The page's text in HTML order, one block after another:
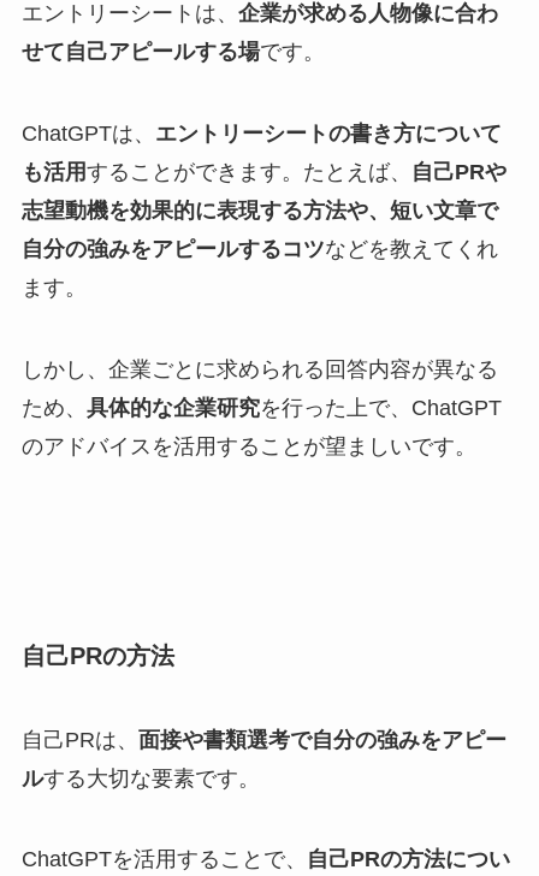
エントリーシートは、 企業が求める人物像に合わ
せて自己アピールする場です。
ChatGPTは、 エントリーシートの書き方について
も活用することができます。たとえば、
自己PRや
志望動機を効果的に表現する方法や、短い文章で
自分の強みをアピールするコツなどを教えてくれ
ます。
しかし、企業ごとに求められる回答内容が異なる
ため、 具体的な企業研究を行った上で、ChatGPT
のアドバイスを活用することが望ましいです。
自己PRの方法
自己PRは、 面接や書類選考で自分の強みをアピー
ルする大切な要素です。
ChatGPTを活用することで、
自己PRの方法につい